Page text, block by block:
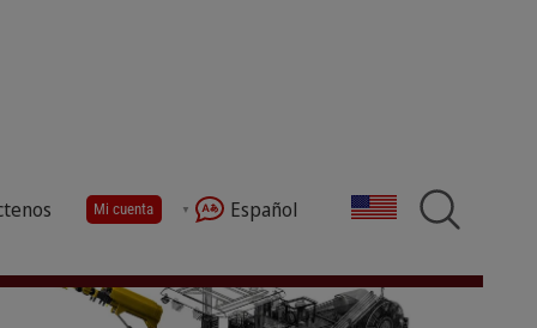
Mi cuenta Español
CAD 2D y 3D, así como archivos PDF